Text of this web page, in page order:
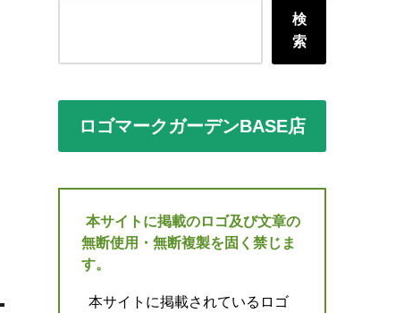
検
索
ロゴマークガーデンBASE店
本サイトに掲載のロゴ及び文章の
無断使用・無断複製を固く禁じま
す。
本サイトに掲載されているロゴ